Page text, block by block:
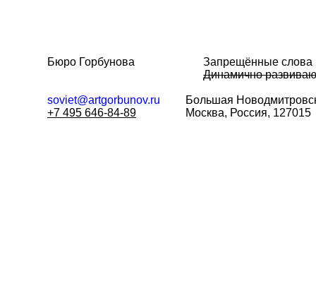
Бюро Горбунова
Запрещённые слова
Динамично
soviet@artgorbunov.ru
+7 495 646-84-89
Большая
Москва, Россия, 127015